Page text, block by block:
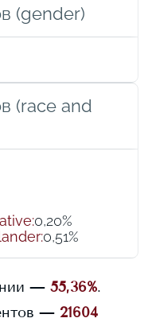
(gender)
(race and
:0,20%
:0,51%
— 55,36%.
— 21604